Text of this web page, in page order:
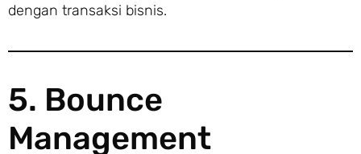
dengan transaksi bisnis.
5. Bounce
Management